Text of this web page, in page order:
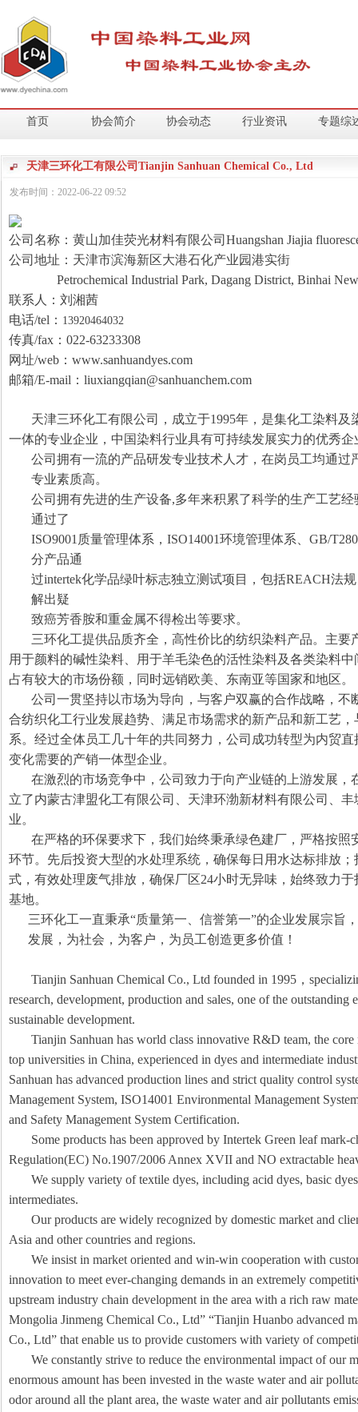
首页 协会简介 协会动态 行业资讯 专题综
天津三环化工有限公司Tianjin Sanhuan Chemical Co., Ltd
发布时间： 2022-06-22 09:52
公司名称：黄山加佳荧光材料有限公司Huangshan Jiajia
公司地址： 天津市滨海新区大港石化产业园港实街
Petrochemical Industrial Park, Dagang District, Binhai
联系人： 刘湘茜
电话/tel： 13920464032
传真/fax： 022-63233308
网址/web： www.sanhuandyes.com
邮箱/E-mail： liuxiangqian@sanhuanchem.com
天津三环化工有限公司，成立于1995年，是集化工染料及
一体的专业企业，中国染料行业具有可持续发展实力的优秀企
公司拥有一流的产品研发专业技术人才，在岗员工均通过
专业素质高。
公司拥有先进的生产设备,多年来积累了科学的生产工艺经
通过了
ISO9001 质量管理体系， ISO14001环境管理体系、 GB/
分产品通
过intertek化学品绿叶标志独立测试项目，包括REACH法
解出疑
致癌芳香胺和重金属不得检出等要求。
三环化工提供品质齐全，高性价比的纺织染料产品。主要
用于颜料的碱性染料、用于羊毛染色的活性染料及各类染料
占有较大的市场份额，同时远销欧美、东南亚等国家和地区。
公司一贯坚持以市场为导向，与客户双赢的合作战略，不
合纺织化工行业发展趋势、满足市场需求的新产品和新工艺
系。经过全体员工几十年的共同努力，公司成功转型为内贸
变化需要的产销一体型企业。
在激烈的市场竞争中，公司致力于向产业链的上游发展，
立了内蒙古津盟化工有限公司、天津环渤新材料有限公司、
业。
在严格的环保要求下，我们始终秉承绿色建厂，严格按照
环节。先后投资大型的水处理系统，确保每日用水达标排放
式，有效处理废气排放，确保厂区24小时无异味，始终致力
基地。
三环化工一直秉承“质量第一、信誉第一”的企业发展宗旨
发展，为社会，为客户，为员工创造更多价值！
Tianjin Sanhuan Chemical Co., Ltd founded in 1995 ，
research, development, production and sales, one of the outstanding
sustainable development.
Tianjin Sanhuan has world class innovative R&D team, the
top universities in China, experienced in dyes and intermediate
Sanhuan has advanced production lines and strict quality control
Management System, ISO14001 Environmental Management
and Safety Management System Certification.
Some products has been approved by Intertek Green leaf mark-
Regulation(EC) No.1907/2006 Annex XVII and NO extractable
We supply variety of textile dyes, including acid dyes, basic
intermediates.
Our products are widely recognized by domestic market and
Asia and other countries and regions.
We insist in market oriented and win-win cooperation with
innovation to meet ever-changing demands in an extremely
upstream industry chain development in the area with a rich raw
Mongolia Jinmeng Chemical Co., Ltd” “Tianjin Huanbo advanced
Co., Ltd” that enable us to provide customers with variety of
We constantly strive to reduce the environmental impact of our
enormous amount has been invested in the waste water and air
odor around all the plant area, the waste water and air pollutants